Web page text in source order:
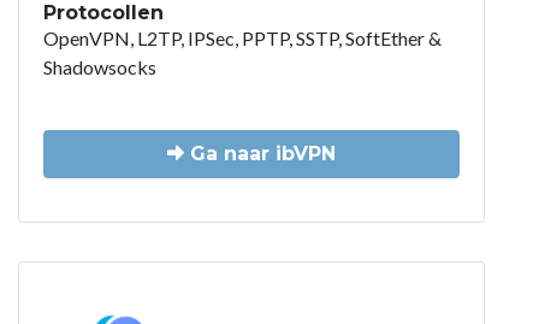
Protocollen
OpenVPN, L2TP, IPSec, PPTP, SSTP, SoftEther &
Shadowsocks
Ga naar ibVPN